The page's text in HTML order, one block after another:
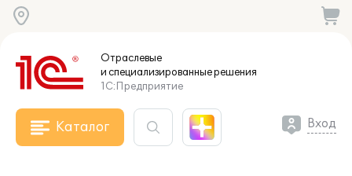
Отраслевые
и специализированныерешения
1С:Предприятие
Каталог Вход